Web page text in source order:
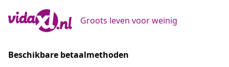
Groots leven voor weinig
Beschikbare betaalmethoden